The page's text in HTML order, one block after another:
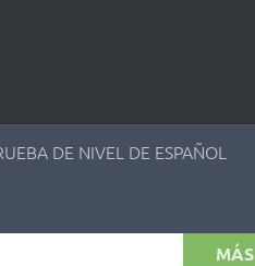
DE NIVEL DE ESPAÑOL
MÁS